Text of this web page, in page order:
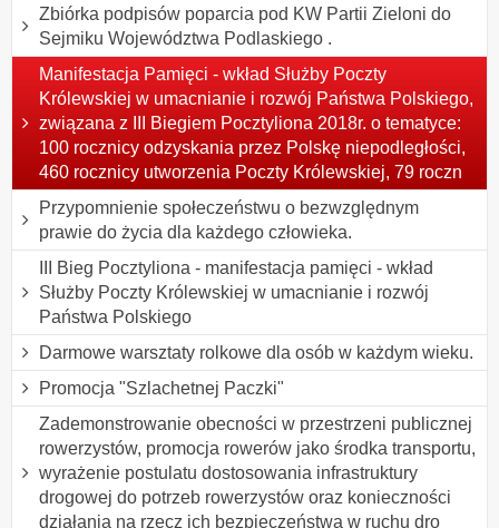
Zbiórka podpisów poparcia pod KW Partii Zieloni do
Sejmiku Województwa Podlaskiego .
Manifestacja Pamięci - wkład Służby Poczty
Królewskiej w umacnianie i rozwój Państwa Polskiego,
związana z III Biegiem Pocztyliona 2018r. o tematyce:
100 rocznicy odzyskania przez Polskę niepodległości,
460 rocznicy utworzenia Poczty Królewskiej, 79 roczn
Przypomnienie społeczeństwu o bezwzględnym
prawie do życia dla każdego człowieka.
III Bieg Pocztyliona - manifestacja pamięci - wkład
Służby Poczty Królewskiej w umacnianie i rozwój
Państwa Polskiego
Darmowe warsztaty rolkowe dla osób w każdym wieku.
Promocja "Szlachetnej Paczki"
Zademonstrowanie obecności w przestrzeni publicznej
rowerzystów, promocja rowerów jako środka transportu,
wyrażenie postulatu dostosowania infrastruktury
drogowej do potrzeb rowerzystów oraz konieczności
działania na rzecz ich bezpieczeństwa w ruchu dro